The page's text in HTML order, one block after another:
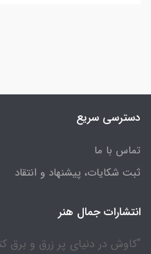
دسترسی سریع
تماس با ما
ثبت شکایات، پیشنهاد و انتقاد
انتشارات جمال هنر
“کاوش در دنیای پر زرق و برق